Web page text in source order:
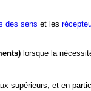
des sens et les
lorsque la
supérieurs, et en